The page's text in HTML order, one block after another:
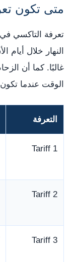
متى تكون
تعرفة التاكسي
النهار خلال
غالبًا. كما أن
الوقت عندما
التعرفة
Tariff 1
Tariff 2
Tariff 3